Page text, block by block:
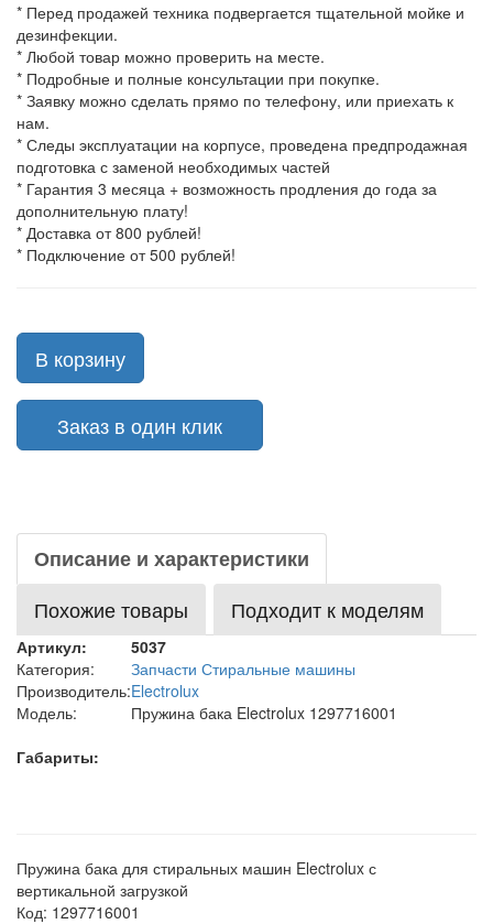
* Перед продажей техника подвергается тщательной мойке и
дезинфекции.
* Любой товар можно проверить на месте.
* Подробные и полные консультации при покупке.
* Заявку можно сделать прямо по телефону, или приехать к
нам.
* Следы эксплуатации на корпусе, проведена предпродажная
подготовка с заменой необходимых частей
* Гарантия 3 месяца + возможность продления до года за
дополнительную плату!
* Доставка от 800 рублей!
* Подключение от 500 рублей!
В корзину
Заказ в один клик
Описание и характеристики
Похожие товары
Подходит к моделям
Артикул:
5037
Категория:
Запчасти Стиральные машины
Производитель:Electrolux
Модель:
Пружина бака Electrolux 1297716001
Габариты:
Пружина бака для стиральных машин Electrolux с
вертикальной загрузкой
Код: 1297716001